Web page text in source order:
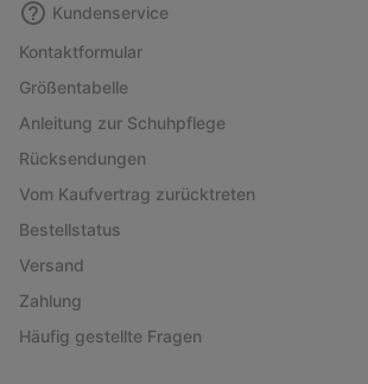
Kundenservice
Kontaktformular
Größentabelle
Anleitung zur Schuhpflege
Rücksendungen
Vom Kaufvertrag zurücktreten
Bestellstatus
Versand
Zahlung
Häufig gestellte Fragen